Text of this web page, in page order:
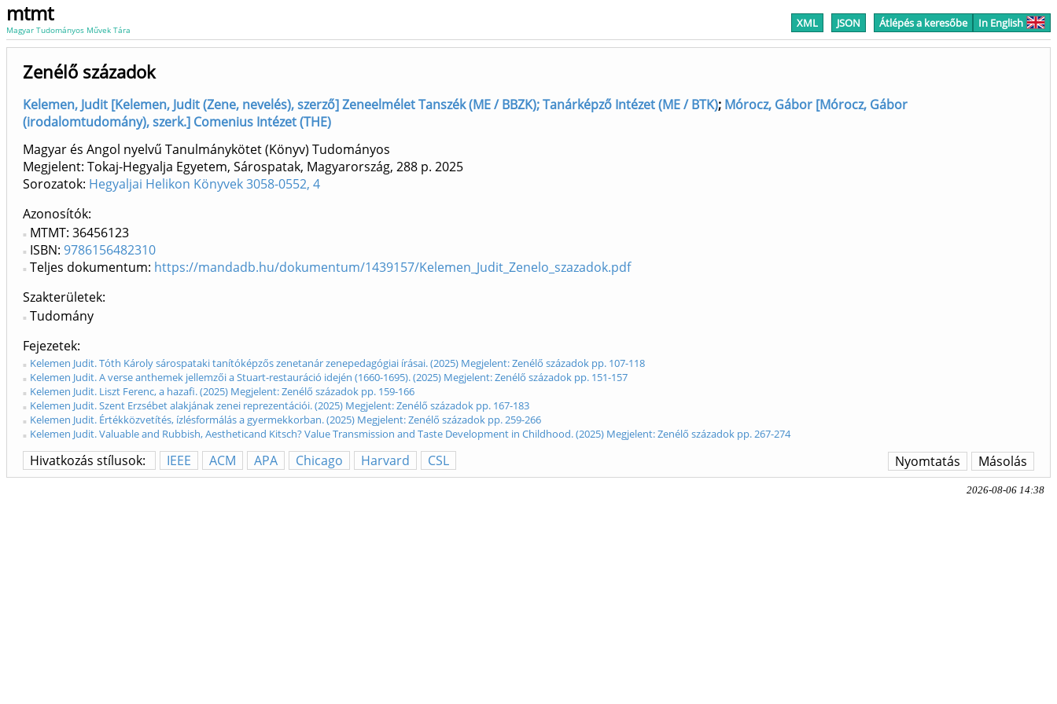
mtmt
Magyar Tudományos Művek Tára XML JSON Átlépés a keresőbe In English
Zenélő századok
Kelemen, Judit [Kelemen, Judit (Zene, nevelés), szerző] Zeneelmélet Tanszék (ME / BBZK); Tanárképző Intézet (ME / BTK); Mórocz, Gábor [Mórocz, Gábor
(irodalomtudomány), szerk.] Comenius Intézet (THE)
Magyar és Angol nyelvű Tanulmánykötet (Könyv) Tudományos
Megjelent: Tokaj-Hegyalja Egyetem, Sárospatak, Magyarország, 288 p. 2025
Sorozatok: Hegyaljai Helikon Könyvek 3058-0552, 4
Azonosítók
MTMT: 36456123
ISBN: 9786156482310
Teljes dokumentum: https://mandadb.hu/dokumentum/1439157/Kelemen_Judit_Zenelo_szazadok.pdf
Szakterületek:
Tudomány
Fejezetek
Kelemen Judit. Tóth Károly sárospataki tanítóképzős zenetanár zenepedagógiai írásai. (2025) Megjelent: Zenélő századok pp. 107-118
Kelemen Judit. A verse anthemek jellemzői a Stuart-restauráció idején (1660-1695). (2025) Megjelent: Zenélő századok pp. 151-157
Kelemen Judit. Liszt Ferenc, a hazafi. (2025) Megjelent: Zenélő századok pp. 159-166
Kelemen Judit. Szent Erzsébet alakjának zenei reprezentációi. (2025) Megjelent: Zenélő századok pp. 167-183
Kelemen Judit. Értékközvetítés, ízlésformálás a gyermekkorban. (2025) Megjelent: Zenélő századok pp. 259-266
Kelemen Judit. Valuable and Rubbish, Aestheticand Kitsch? Value Transmission and Taste Development in Childhood. (2025) Megjelent: Zenélő századok pp. 267-274
Hivatkozás stílusok: IEEE ACM APA Chicago Harvard CSL Másolás
Nyomtatás
2026-08-06 14:38